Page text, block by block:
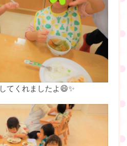
てくれましたよ😄✨